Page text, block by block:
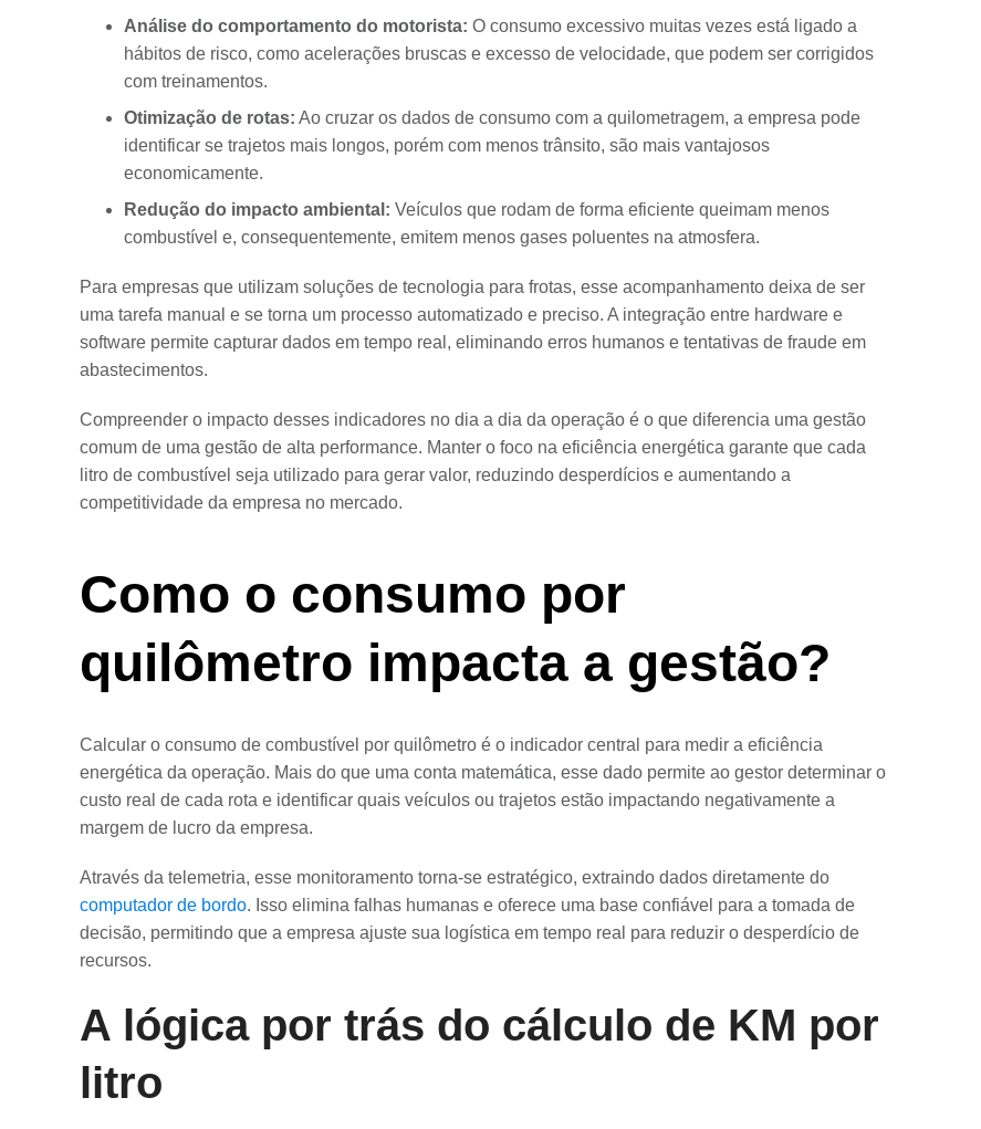
Análise do comportamento do motorista: O consumo excessivo muitas vezes está ligado a
hábitos de risco, como acelerações bruscas e excesso de velocidade, que podem ser corrigidos
com treinamentos.
Otimização de rotas: Ao cruzar os dados de consumo com a quilometragem, a empresa pode
identificar se trajetos mais longos, porém com menos trânsito, são mais vantajosos
economicamente.
Redução do impacto ambiental: Veículos que rodam de forma eficiente queimam menos
combustível e, consequentemente, emitem menos gases poluentes na atmosfera.
Para empresas que utilizam soluções de tecnologia para frotas, esse acompanhamento deixa de ser
uma tarefa manual e se torna um processo automatizado e preciso. A integração entre hardware e
software permite capturar dados em tempo real, eliminando erros humanos e tentativas de fraude em
abastecimentos.
Compreender o impacto desses indicadores no dia a dia da operação é o que diferencia uma gestão
comum de uma gestão de alta performance. Manter o foco na eficiência energética garante que cada
litro de combustível seja utilizado para gerar valor, reduzindo desperdícios e aumentando a
competitividade da empresa no mercado.
Como o consumo por
quilômetro impacta a gestão?
Calcular o consumo de combustível por quilômetro é o indicador central para medir a eficiência
energética da operação. Mais do que uma conta matemática, esse dado permite ao gestor determinar o
custo real de cada rota e identificar quais veículos ou trajetos estão impactando negativamente a
margem de lucro da empresa.
Através da telemetria, esse monitoramento torna-se estratégico, extraindo dados diretamente do
computador de bordo. Isso elimina falhas humanas e oferece uma base confiável para a tomada de
decisão, permitindo que a empresa ajuste sua logística em tempo real para reduzir o desperdício de
recursos.
A lógica por trás do cálculo de KM por
litro